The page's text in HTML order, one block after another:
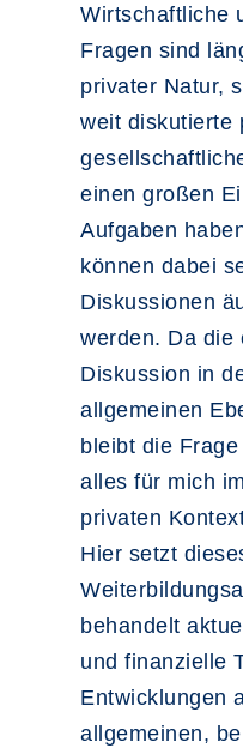
Wirtschaftliche
Fragen sind
privater Natur,
weit diskutierte
einen großen
Aufgaben
können dabei
Diskussionen
werden. Da die
Diskussion in
allgemeinen
bleibt die
alles für mich
privaten
Hier setzt
behandelt
und finanzielle
Entwicklungen
allgemeinen,